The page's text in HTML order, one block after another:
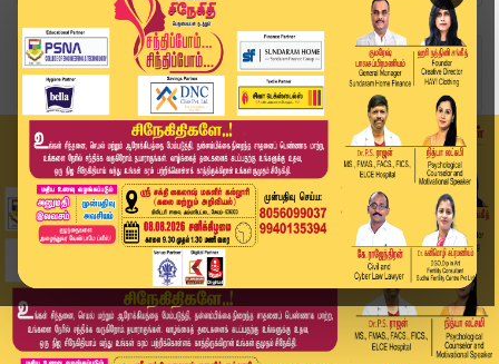
Home
வீடியோ ஸ்டோரி
🔴LIVE : காலை 11 மணி தலைப்பு செய்திகள் | 09-05-...